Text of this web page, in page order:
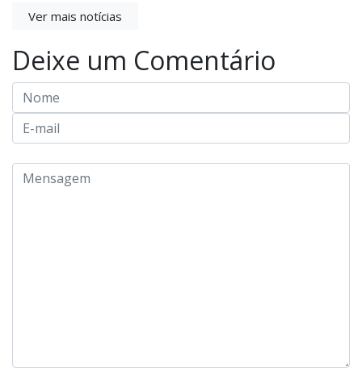
Ver mais notícias
Deixe um Comentário